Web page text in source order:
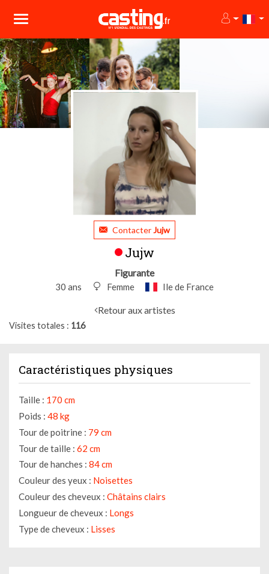
ContacterJujw
Jujw
Figurante
30 ans Femme Ile de France
Retour aux artistes
Visites totales 116
Caractéristiques physiques
Taille : 170 cm
Poids : 48 kg
Tour de poitrine : 79 cm
Tour de taille : 62 cm
Tour de hanches : 84 cm
Couleur des yeux : Noisettes
Couleur des cheveux : Châtains clairs
Longueur de cheveux : Longs
Type de cheveux : Lisses